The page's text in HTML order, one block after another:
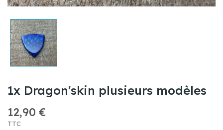
1x Dragon'skin plusieurs modèles
12,90 €
TTC